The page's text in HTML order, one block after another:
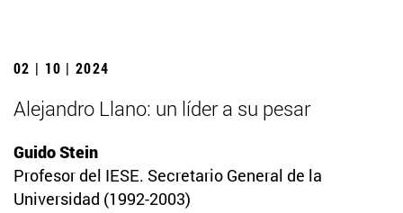
02 | 10 | 2024
Alejandro Llano: un líder a su pesar
Guido Stein
Profesor del IESE. Secretario General de la
Universidad (1992-2003)